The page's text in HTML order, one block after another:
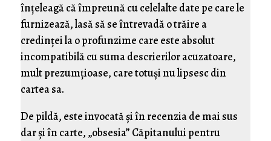
înţeleagă că împreună cu celelalte date pe care le
furnizează, lasă să se întrevadă o trăire a
credinţei la o profunzime care este absolut
incompatibilă cu suma descrierilor acuzatoare,
mult prezumţioase, care totuşi nu lipsesc din
cartea sa.
De pildă, este invocată şi în recenzia de mai sus
dar şi în carte, „obsesia” Căpitanului pentru